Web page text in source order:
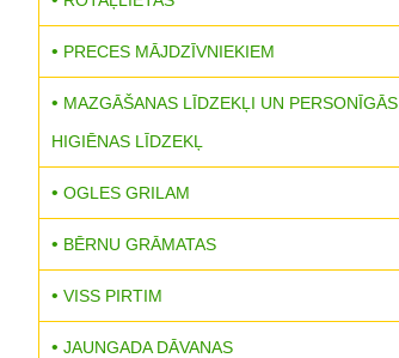
PRECES MĀJDZĪVNIEKIEM
MAZGĀŠANAS LĪDZEKĻI UN PERSONĪGĀS
HIGIĒNAS LĪDZEKĻ
OGLES GRILAM
BĒRNU GRĀMATAS
VISS PIRTIM
JAUNGADA DĀVANAS